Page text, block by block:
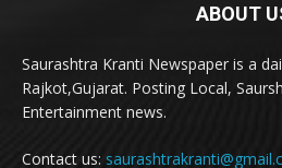
ABOUT
Saurashtra Kranti Newspaper is a
Rajkot,Gujarat. Posting Local,
Entertainment news.
Contact us: